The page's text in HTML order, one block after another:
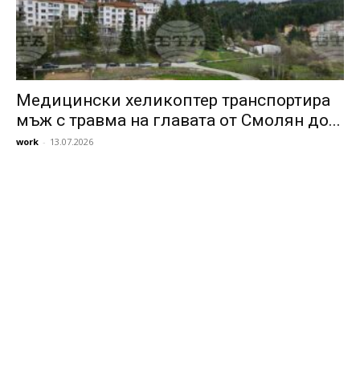
Медицински хеликоптер транспортира
мъж с травма на главата от Смолян до...
work - 13.07.2026